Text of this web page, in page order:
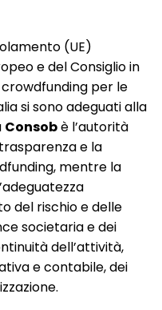
(UE)
e del Consiglio in
per le
si sono adeguati alla
Consobè l’autorità
e la
mentre la
del rischio e delle
societaria e dei
dell’attività,
e contabile, dei